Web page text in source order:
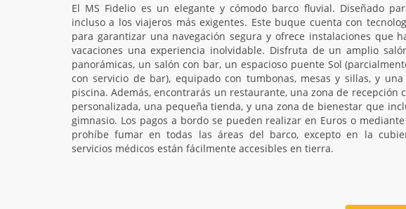
El MS Fidelio es un elegante y cómodo barco fluvial. Diseñado
incluso a los viajeros más exigentes. Este buque cuenta con
para garantizar una navegación segura y ofrece instalaciones que
vacaciones una experiencia inolvidable. Disfruta de un amplio
panorámicas, un salón con bar, un espacioso puente Sol
con servicio de bar), equipado con tumbonas, mesas y sillas, y una
piscina. Además, encontrarás un restaurante, una zona de recepción
personalizada, una pequeña tienda, y una zona de bienestar que
gimnasio. Los pagos a bordo se pueden realizar en Euros o
prohíbe fumar en todas las áreas del barco, excepto en la
servicios médicos están fácilmente accesibles en tierra.